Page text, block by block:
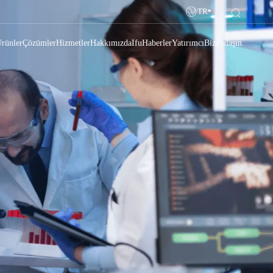
TR
ÇözümlerHizmetlerHakkımızdaIfuHaberlerYatırımcıBize ulaşın